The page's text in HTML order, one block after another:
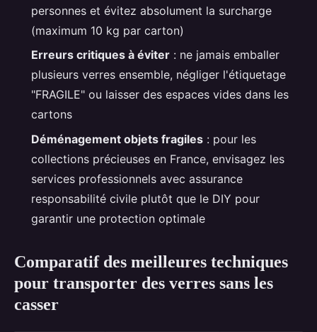
personnes et évitez absolument la surcharge
(maximum 10 kg par carton)
Erreurs critiques à éviter : ne jamais emballer
plusieurs verres ensemble, négliger l'étiquetage
"FRAGILE" ou laisser des espaces vides dans les
cartons
Déménagement objets fragiles : pour les
collections précieuses en France, envisagez les
services professionnels avec assurance
responsabilité civile plutôt que le DIY pour
garantir une protection optimale
Comparatif des meilleures techniques
pour transporter des verres sans les
casser